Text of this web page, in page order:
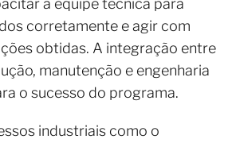
corretamente e agir com
obtidas. A integração entre
manutenção e engenharia
o sucesso do programa.
industriais como o